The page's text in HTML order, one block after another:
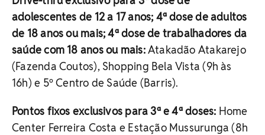
adolescentes de 12 a 17 anos; 4ª dose de adultos
de 18 anos ou mais; 4ª dose de trabalhadores da
saúde com 18 anos ou mais:Atakadão Atakarejo
(Fazenda Coutos), Shopping Bela Vista (9h às
16h) e 5º Centro de Saúde (Barris).
Pontos fixos exclusivos para 3ª e 4ª doses: Home
Center Ferreira Costa e Estação Mussurunga (8h